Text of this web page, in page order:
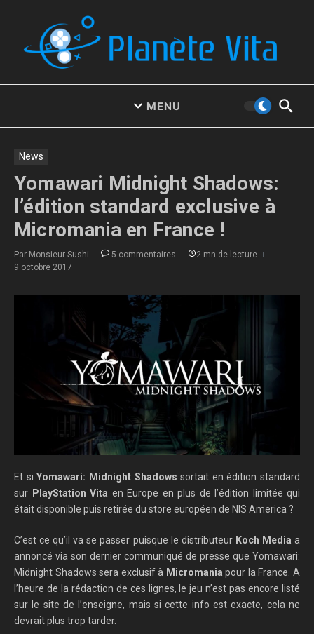
MENU
News
Yomawari Midnight Shadows:
l’édition standard exclusive à
Micromania en France !
Par Monsieur Sushi 5 commentaires
2 mn de lecture
9 octobre 2017
Et siYomawari: Midnight Shadows sortait en édition standard
sur PlayStation Vita en Europe en plus de l’édition limitée qui
était disponible puis retirée du store européen de NIS America ?
C’est ce qu’il va se passer puisque le distributeur Koch Media a
annoncé via son dernier communiqué de presse que Yomawari:
Midnight Shadows sera exclusif à Micromania pour la France. A
l’heure de la rédaction de ces lignes, le jeu n’est pas encore listé
sur le site de l’enseigne, mais si cette info est exacte, cela ne
devrait plus trop tarder.